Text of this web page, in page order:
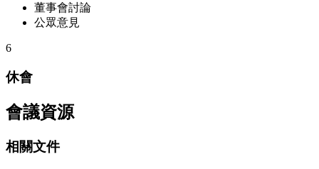
董事會討論
公眾意見
6
休會
會議資源
相關文件